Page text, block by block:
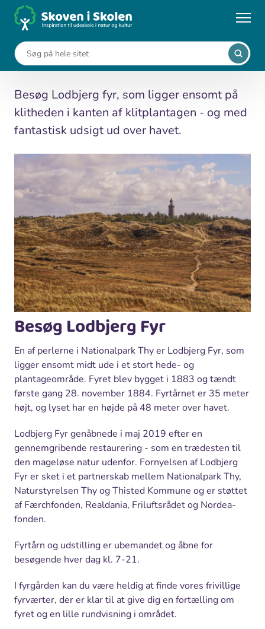
... Kort Lodbjerg Fyr
Lodbjerg Fyr
Besøg Lodbjerg fyr, som ligger ensomt på
klitheden i kanten af klitplantagen - og med
fantastisk udsigt ud over havet.
Besøg Lodbjerg Fyr
En af perlerne i Nationalpark Thy er Lodbjerg Fyr, som
ligger ensomt midt ude i et stort hede- og
plantageområde. Fyret blev bygget i 1883 og tændt
første gang 28. november 1884. Fyrtårnet er 35 meter
højt, og lyset har en højde på 48 meter over havet.
Lodbjerg Fyr genåbnede i maj 2019 efter en
gennemgribende restaurering - som en trædesten til
den mageløse natur udenfor. Fornyelsen af Lodbjerg
Fyr er sket i et partnerskab mellem Nationalpark Thy,
Naturstyrelsen Thy og Thisted Kommune og er støttet
af Færchfonden, Realdania, Friluftsrådet og Nordea-
fonden.
Fyrtårn og udstilling er ubemandet og åbne for
besøgende hver dag kl. 7-21.
I fyrgården kan du være heldig at finde vores frivillige
fyrværter, der er klar til at give dig en fortælling om
fyret og en lille rundvisning i området.